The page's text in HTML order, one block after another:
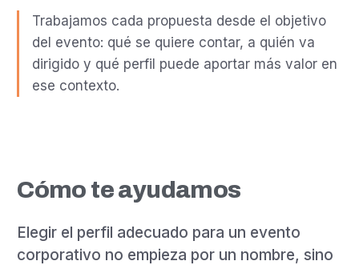
Trabajamos cada propuesta desde el objetivo
del evento: qué se quiere contar, a quién va
dirigido y qué perfil puede aportar más valor en
ese contexto.
Cómo te ayudamos
Elegir el perfil adecuado para un evento
corporativo no empieza por un nombre, sino